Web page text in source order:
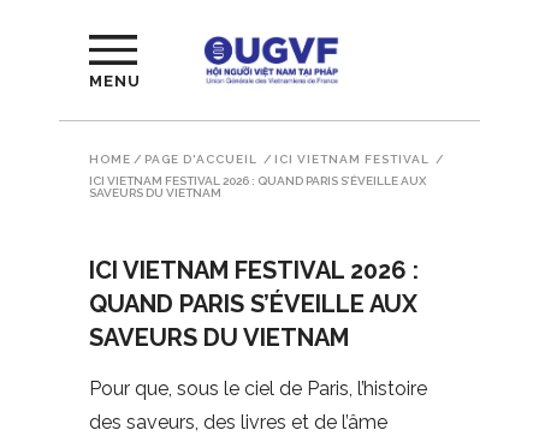
MENU
HOME / PAGE D'ACCUEIL / ICI VIETNAM FESTIVAL
/
ICI VIETNAM FESTIVAL 2026 : QUAND PARIS S’ÉVEILLE AUX
SAVEURS DU VIETNAM
ICI VIETNAM FESTIVAL 2026 :
QUAND PARIS S’ÉVEILLE AUX
SAVEURS DU VIETNAM
Pour que, sous le ciel de Paris, l’histoire
des saveurs, des livres et de l’âme